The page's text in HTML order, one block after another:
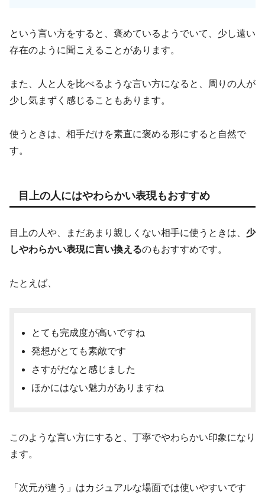
という言い方をすると、褒めているようでいて、少し遠い
存在のように聞こえることがあります。
また、人と人を比べるような言い方になると、周りの人が
少し気まずく感じることもあります。
使うときは、相手だけを素直に褒める形にすると自然で
す。
目上の人にはやわらかい表現もおすすめ
目上の人や、まだあまり親しくない相手に使うときは、 少
しやわらかい表現に言い換えるのもおすすめです。
たとえば、
とても完成度が高いですね
発想がとても素敵です
さすがだなと感じました
ほかにはない魅力がありますね
このような言い方にすると、丁寧でやわらかい印象になり
ます。
「次元が違う」はカジュアルな場面では使いやすいです